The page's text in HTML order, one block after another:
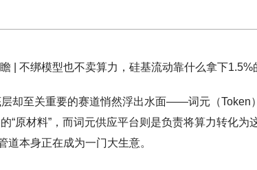
| 不绑模型也不卖算力，硅基流动靠什么拿下1.5%
层却至关重要的赛道悄然浮出水面——词元（Token
“原材料”，而词元供应平台则是负责将算力转化为
道本身正在成为一门大生意。